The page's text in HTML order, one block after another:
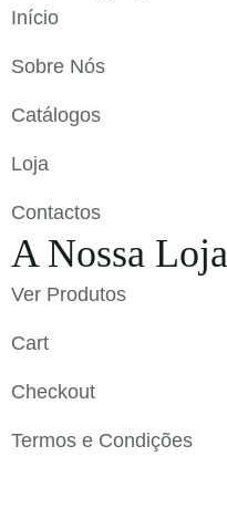
Início
Sobre Nós
Catálogos
Loja
Contactos
A Nossa Loja
Ver Produtos
Cart
Checkout
Termos e Condições